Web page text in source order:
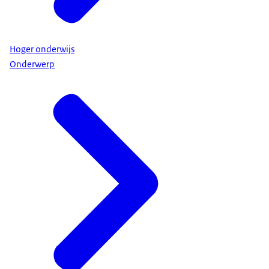
Aanvullende beurs
Collegegeldkrediet
Voice-over
regelt. Vraag
voor 1 juli studiefinanciering aan bij DUO als je dit
in september nodig hebt.
Je studiefinanciering bestaat uit het
studentenreisproduct, de
basisbeurs en eventueel een aanvullende beurs,
collegegeldkrediet. Haal je binnen tien jaar je
diploma? Dan hoef je de basisbeurs, de
aanvullende beurs en het studentenreisproduct
niet terug te betalen. Je lening en
Hoger onderwijs
Onderwerp